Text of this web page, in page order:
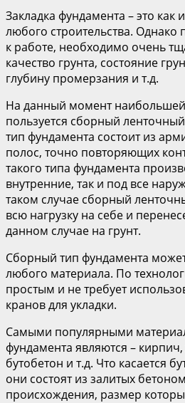
Закладка фундамента – это как
любого строительства. Однако
к работе, необходимо очень
качество грунта, состояние
глубину промерзания и т.д.
На данный момент
пользуется сборный
тип фундамента состоит из
полос, точно повторяющих
такого типа фундамента
внутренние, так и под все
таком случае сборный
всю нагрузку на себе и
данном случае на грунт.
Сборный тип фундамента
любого материала. По
простым и не требует
кранов для укладки.
Самыми популярными
фундамента являются –
бутобетон и т.д. Что касается
они состоят из залитых
происхождения, размер